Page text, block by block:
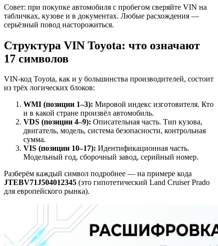
Совет: при покупке автомобиля с пробегом сверяйте VIN на
табличках, кузове и в документах. Любые расхождения —
серьёзный повод насторожиться.
Структура VIN Toyota: что означают
17 символов
VIN-код Toyota, как и у большинства производителей, состоит
из трёх логических блоков:
WMI (позиции 1–3): Мировой индекс изготовителя. Кто
и в какой стране произвёл автомобиль.
VDS (позиции 4–9): Описательная часть. Тип кузова,
двигатель, модель, система безопасности, контрольная
сумма.
VIS (позиции 10–17): Идентификационная часть.
Модельный год, сборочный завод, серийный номер.
Разберём каждый символ подробнее — на примере кода
JTEBV71J504012345 (это гипотетический Land Cruiser Prado
для европейского рынка).